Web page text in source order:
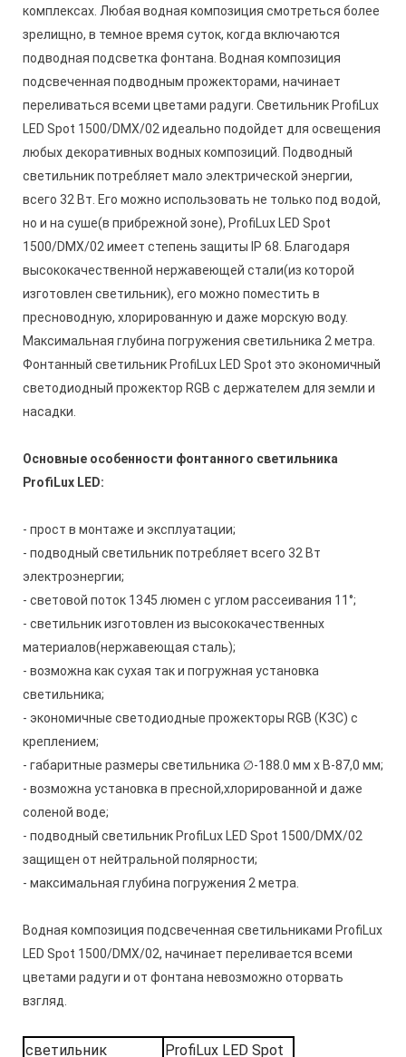
комплексах. Любая водная композиция смотреться более
зрелищно, в темное время суток, когда включаются
подводная подсветка фонтана. Водная композиция
подсвеченная подводным прожекторами, начинает
переливаться всеми цветами радуги. Светильник ProfiLux
LED Spot 1500/DMX/02 идеально подойдет для освещения
любых декоративных водных композиций. Подводный
светильник потребляет мало электрической энергии,
всего 32 Вт. Его можно использовать не только под водой,
но и на суше(в прибрежной зоне), ProfiLux LED Spot
1500/DMX/02 имеет степень защиты IP 68. Благодаря
высококачественной нержавеющей стали(из которой
изготовлен светильник), его можно поместить в
пресноводную, хлорированную и даже морскую воду.
Максимальная глубина погружения светильника 2 метра.
Фонтанный светильник ProfiLux LED Spot это экономичный
светодиодный прожектор RGB с держателем для земли и
насадки.
Основные особенности фонтанного светильника
ProfiLux LED:
- прост в монтаже и эксплуатации;
- подводный светильник потребляет всего 32 Вт
электроэнергии;
- световой поток 1345 люмен с углом рассеивания 11°;
- светильник изготовлен из высококачественных
материалов(нержавеющая сталь);
- возможна как сухая так и погружная установка
светильника;
- экономичные светодиодные прожекторы RGB (КЗС) с
креплением;
- габаритные размеры светильника ∅-188.0 мм x В-87,0 мм;
- возможна установка в пресной,хлорированной и даже
соленой воде;
- подводный светильник ProfiLux LED Spot 1500/DMX/02
защищен от нейтральной полярности;
- максимальная глубина погружения 2 метра.
Водная композиция подсвеченная светильниками ProfiLux
LED Spot 1500/DMX/02, начинает переливается всеми
цветами радуги и от фонтана невозможно оторвать
взгляд.
светильник ProfiLux LED Spot